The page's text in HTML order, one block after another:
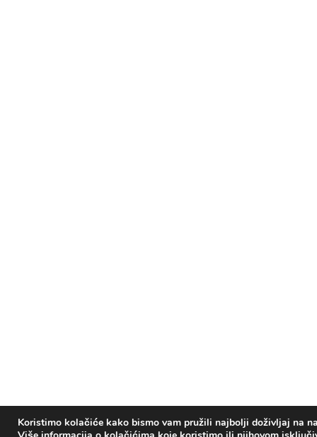
Koristimo kolačiće kako bismo vam pružili najbolji doživljaj na